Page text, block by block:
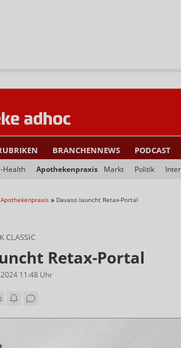
BRANCHENNEWS PODCAST
Health Apothekenpraxis Markt Politik
Apothekenpraxis » Davaso launcht Retax-Portal
CLASSIC
Retax-Portal
11:48 Uhr